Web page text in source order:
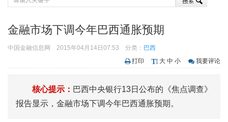
金融市场下调今年巴西通胀预期
中国金融信息网 2015年04月14日07:53 分类： 巴西
打印
大 中 小 我要评论
核心提示： 巴西中央银行13日公布的《焦点调查》
报告显示，金融市场下调今年巴西通胀预期。